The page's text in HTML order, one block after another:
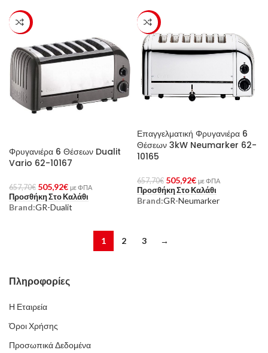
-23%
Φρυγανιέρα 6 Θέσεων Dualit
Vario 62-10167
657,70€ 505,92€ με ΦΠΑ
Προσθήκη Στο Καλάθι
Brand:GR-Dualit
-23%
Επαγγελματική Φρυγανιέρα 6
Θέσεων 3kW Neumarker 62-
10165
657,70€ 505,92€ με ΦΠΑ
Προσθήκη Στο Καλάθι
Brand:GR-Neumarker
1 2 3 →
Πληροφορίες
Η Εταιρεία
Όροι Χρήσης
Προσωπικά Δεδομένα